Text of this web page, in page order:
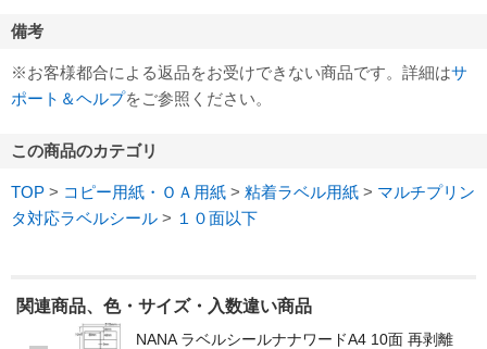
備考
※お客様都合による返品をお受けできない商品です。詳細はサ
ポート＆ヘルプをご参照ください。
この商品のカテゴリ
TOP > コピー用紙・ＯＡ用紙 > 粘着ラベル用紙 > マルチプリン
タ対応ラベルシール > １０面以下
関連商品、色・サイズ・入数違い商品
NANA ラベルシールナナワードA4 10面 再剥離